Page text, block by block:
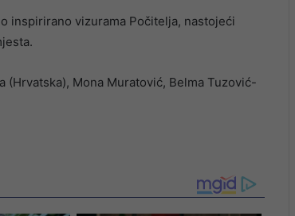
inspirirano vizurama Počitelja, nastojeći
Mona Muratović, Belma Tuzović-